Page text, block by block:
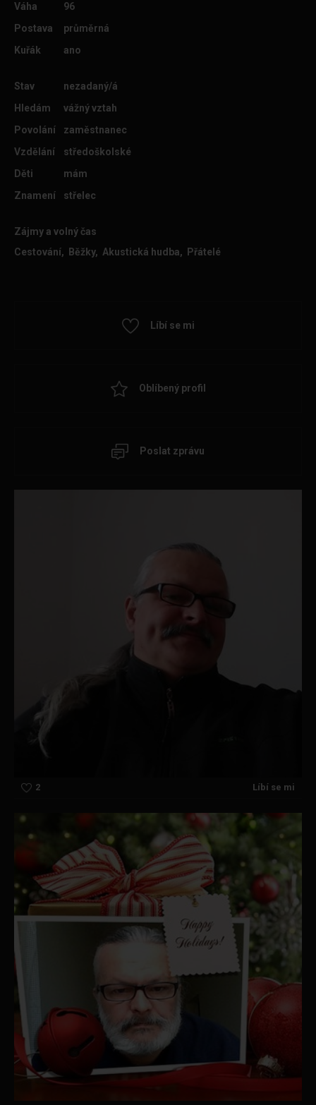
Váha
96
Postava
průměrná
Kuřák
ano
Stav
nezadaný/á
Hledám
vážný vztah
Povolání
zaměstnanec
Vzdělání
středoškolské
Děti
mám
Znamení
střelec
Zájmy a volný čas
Cestování, Běžky, Akustická hudba, Přátelé
Líbí se mi
Oblíbený profil
Poslat zprávu
2 Líbí se mi